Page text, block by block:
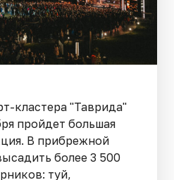
кластера "Таврида"
пройдет большая
В прибрежной
более 3 500
туй,